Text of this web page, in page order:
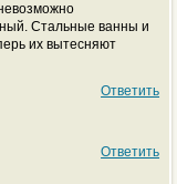
Стальные ванны и
их вытесняют
Ответить
Ответить